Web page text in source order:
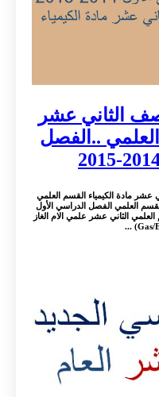
الثاني عشر
العلمي ..الفصل
عشر مادة الكيمياء القسم العلمي
العلمي الفصل الدراسي الأول
الثاني عشر علمي الام الغاز